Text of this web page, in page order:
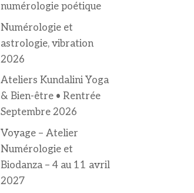
numérologie poétique
Numérologie et
astrologie, vibration
2026
Ateliers Kundalini Yoga
& Bien-être • Rentrée
Septembre 2026
Voyage – Atelier
Numérologie et
Biodanza – 4 au 11 avril
2027